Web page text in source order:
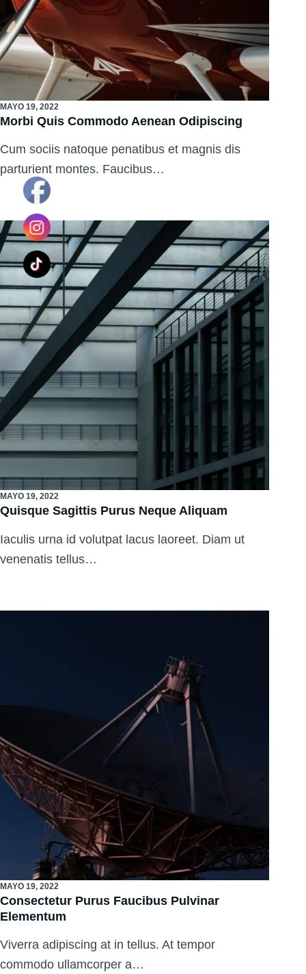
MAYO 19, 2022
Morbi Quis Commodo Aenean Odipiscing
Cum sociis natoque penatibus et magnis dis
parturient montes. Faucibus…
MAYO 19, 2022
Quisque Sagittis Purus Neque Aliquam
Iaculis urna id volutpat lacus laoreet. Diam ut
venenatis tellus…
MAYO 19, 2022
Consectetur Purus Faucibus Pulvinar
Elementum
Viverra adipiscing at in tellus. At tempor
commodo ullamcorper a…